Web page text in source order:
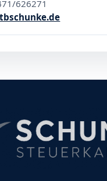
626271